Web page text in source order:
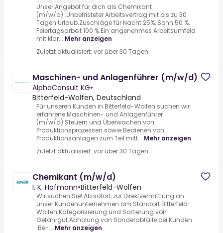
Unser Angebot für dich als Chemikant
(m/w/d) .Unbefristeter Arbeitsvertrag mit bis zu 30
Tagen Urlaub.Zuschläge für Nacht 25%, Sonn 50 %,
Feiertagsarbeit 100 %.Ein angenehmes Arbeitsumfeld
mit klar... Mehr anzeigen
Zuletzt aktualisiert: vor über 30 Tagen
Maschinen- und Anlagenführer (m/w/d)
AlphaConsult KG•
Bitterfeld-Wolfen, Deutschland
Für unseren Kunden in Bitterfeld-Wolfen suchen wir
erfahrene Maschinen- und Anlagenführer
(m/w/d).Steuern und Überwachen von
Produktionsprozessen sowie Bedienen von
Produktionsanlagen zum Teil mitt... Mehr anzeigen
Zuletzt aktualisiert: vor über 30 Tagen
Chemikant (m/w/d)
I. K. Hofmann•Bitterfeld-Wolfen
Wir suchen Sie! Ab sofort, zur Direktvermittlung an
unser Kundenunternehmen am Standort Bitterfeld-
Wolfen.Kategorisierung und Sortierung von
Gefahrgut.Abholung von Sonderabfälle bei Kunden
.Be-... Mehr anzeigen